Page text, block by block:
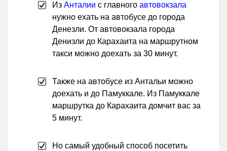
Из Анталии с главного автовокзала
нужно ехать на автобусе до города
Денезли. От автовокзала города
Денизли до Карахаита на маршрутном
такси можно доехать за 30 минут.
Также на автобусе из Антальи можно
доехать и до Памуккале. Из Памуккале
маршрутка до Карахаита домчит вас за
5 минут.
Но самый удобный способ посетить